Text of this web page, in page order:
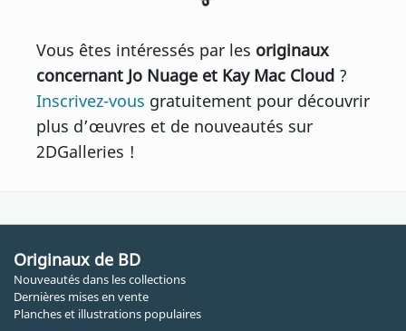
Vous êtes intéressés par les originaux
concernant Jo Nuage et Kay Mac Cloud ?
Inscrivez-vous gratuitement pour découvrir
plus d’œuvres et de nouveautés sur
2DGalleries !
Originaux de BD
Nouveautés dans les collections
Dernières mises en vente
Planches et illustrations populaires